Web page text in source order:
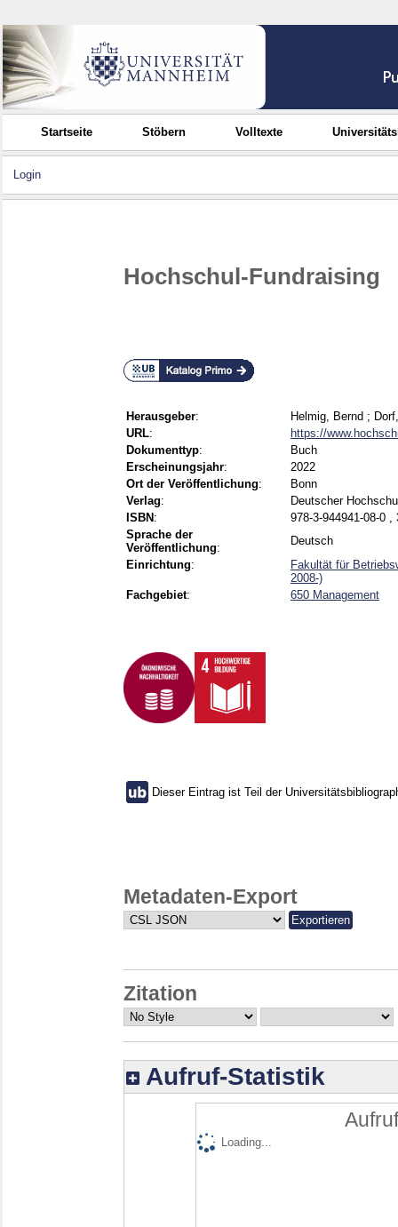
Startseite Stöbern Volltexte
Login
Hochschul-Fundraising
Herausgeber: Helmig, Bernd ;
URL:
https://
Dokumenttyp:
Buch
Erscheinungsjahr:
2022
Ort der Veröffentlichung:
Bonn
Verlag:
Deutscher
ISBN :
978-3-944941-08-0 ,
Sprache der
Veröffentlichung:
Deutsch
Einrichtung:
Fakultät für
2008-)
Fachgebiet: 650 Management
Dieser Eintrag ist Teil der
Metadaten-Export
Zitation
Aufruf-Statistik
Loading...